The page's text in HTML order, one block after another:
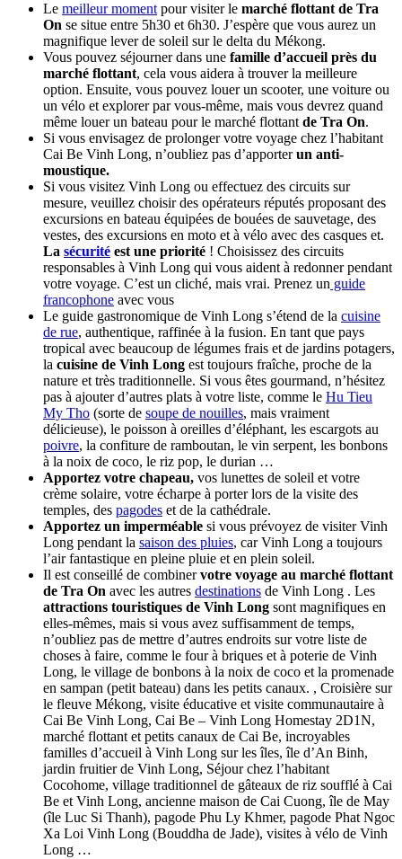
Le meilleur moment pour visiter le marché flottant de Tra
On se situe entre 5h30 et 6h30. J’espère que vous aurez un
magnifique lever de soleil sur le delta du Mékong.
Vous pouvez séjourner dans une famille d’accueil près du
marché flottant, cela vous aidera à trouver la meilleure
option. Ensuite, vous pouvez louer un scooter, une voiture ou
un vélo et explorer par vous-même, mais vous devrez quand
même louer un bateau pour le marché flottant de Tra On.
Si vous envisagez de prolonger votre voyage chez l’habitant
Cai Be Vinh Long, n’oubliez pas d’apporterun anti-
moustique.
Si vous visitez Vinh Long ou effectuez des circuits sur
mesure, veuillez choisir des opérateurs réputés proposant des
excursions en bateau équipées de bouées de sauvetage, des
vestes, des excursions en moto et à vélo avec des casques et.
La sécurité est une priorité ! Choisissez des circuits
responsables à Vinh Long qui vous aident à redonner pendant
votre voyage. C’est un cliché, mais vrai. Prenez un guide
francophone avec vous
Le guide gastronomique de Vinh Long s’étend de la cuisine
de rue, authentique, raffinée à la fusion. En tant que pays
tropical avec beaucoup de légumes frais et de jardins potagers,
la cuisine de Vinh Long est toujours fraîche, proche de la
nature et très traditionnelle. Si vous êtes gourmand, n’hésitez
pas à ajouter d’autres plats à votre liste, comme le Hu Tieu
My Tho (sorte de soupe de nouilles, mais vraiment
délicieuse), le poisson à oreilles d’éléphant, les escargots au
poivre, la confiture de ramboutan, le vin serpent, les bonbons
à la noix de coco, le riz pop, le durian …
Apportez votre chapeau, vos lunettes de soleil et votre
crème solaire, votre écharpe à porter lors de la visite des
temples, des pagodes et de la cathédrale.
Apportez un imperméable si vous prévoyez de visiter Vinh
Long pendant la saison des pluies, car Vinh Long a toujours
l’air fantastique en pleine pluie et en plein soleil.
Il est conseillé de combinervotre voyage au marché flottant
de Tra On avec les autres destinations de Vinh Long . Les
attractions touristiques de Vinh Long sont magnifiques en
elles-mêmes, mais si vous avez suffisamment de temps,
n’oubliez pas de mettre d’autres endroits sur votre liste de
choses à faire, comme le four à briques et à poterie de Vinh
Long, le village de bonbons à la noix de coco et la promenade
en sampan (petit bateau) dans les petits canaux. , Croisière sur
le fleuve Mékong, visite éducative et visite communautaire à
Cai Be Vinh Long, Cai Be – Vinh Long Homestay 2D1N,
marché flottant et petits canaux de Cai Be, incroyables
familles d’accueil à Vinh Long sur les îles, île d’An Binh,
jardin fruitier de Vinh Long, Séjour chez l’habitant
Cocohome, village traditionnel de gâteaux de riz soufflé à Cai
Be et Vinh Long, ancienne maison de Cai Cuong, île de May
(île Luc Si Thanh), pagode Phu Ly Khmer, pagode Phat Ngoc
Xa Loi Vinh Long (Bouddha de Jade), visites à vélo de Vinh
Long …